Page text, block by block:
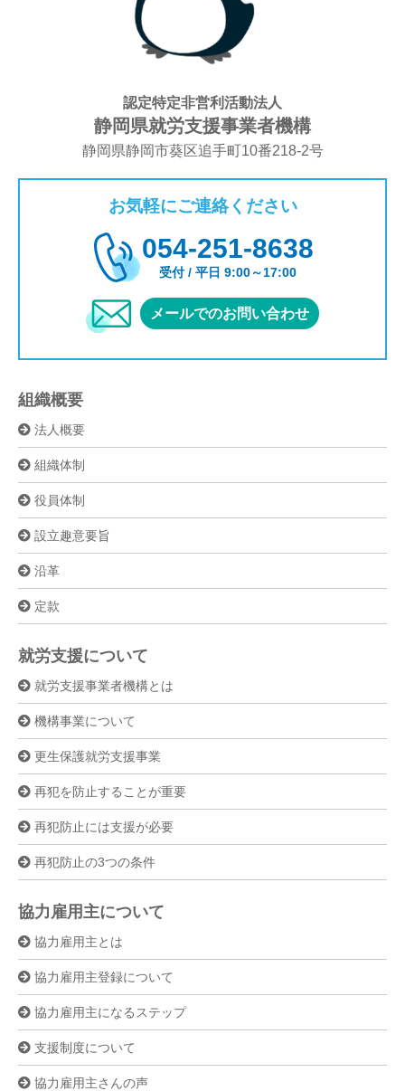
認定特定非営利活動法人
静岡県就労支援事業者機構
静岡県静岡市葵区追手町10番218-2号
お気軽にご連絡ください
054-251-8638
受付 / 平日 9:00～17:00
メールでのお問い合わせ
組織概要
法人概要
組織体制
役員体制
設立趣意要旨
沿革
定款
就労支援について
就労支援事業者機構とは
機構事業について
更生保護就労支援事業
再犯を防止することが重要
再犯防止には支援が必要
再犯防止の3つの条件
協力雇用主について
協力雇用主とは
協力雇用主登録について
協力雇用主になるステップ
支援制度について
協力雇用主さんの声